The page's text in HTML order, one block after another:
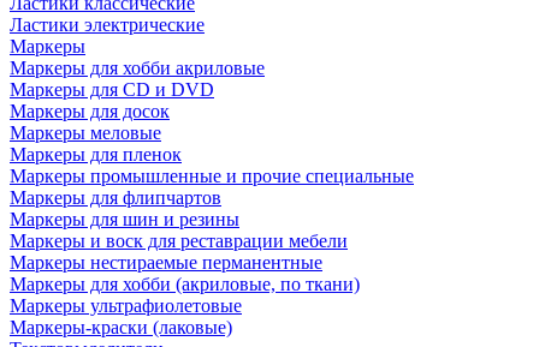
Ластики электрические
Маркеры
Маркеры для хобби акриловые
Маркеры для CD и DVD
Маркеры для досок
Маркеры меловые
Маркеры для пленок
Маркеры промышленные и прочие специальные
Маркеры для флипчартов
Маркеры для шин и резины
Маркеры и воск для реставрации мебели
Маркеры нестираемые перманентные
Маркеры для хобби (акриловые, по ткани)
Маркеры ультрафиолетовые
Маркеры-краски (лаковые)